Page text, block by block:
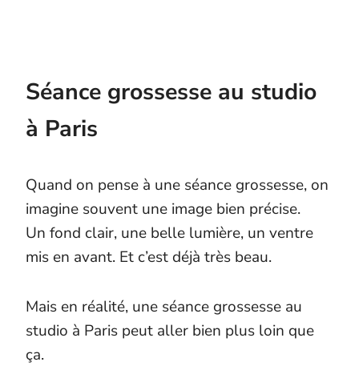
Séance grossesse au studio
à Paris
Quand on pense à une séance grossesse, on
imagine souvent une image bien précise.
Un fond clair, une belle lumière, un ventre
mis en avant. Et c’est déjà très beau.
Mais en réalité, une séance grossesse au
studio à Paris peut aller bien plus loin que
ça.